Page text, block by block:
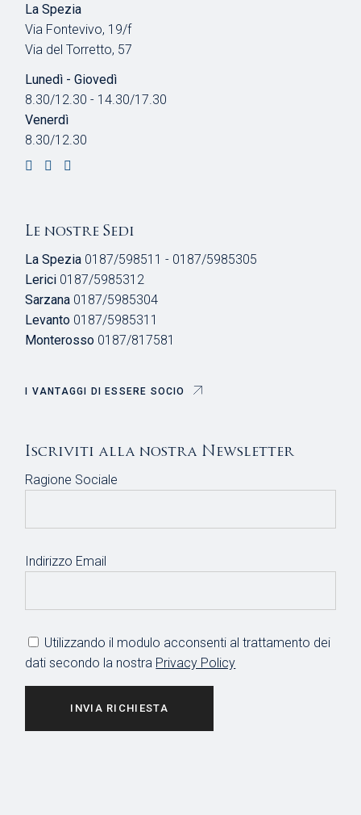
La Spezia
Via Fontevivo, 19/f
Via del Torretto, 57
Lunedì - Giovedì
8.30/12.30 - 14.30/17.30
Venerdì
8.30/12.30
Le nostre Sedi
La Spezia 0187/598511 - 0187/5985305
Lerici 0187/5985312
Sarzana 0187/5985304
Levanto 0187/5985311
Monterosso 0187/817581
I VANTAGGI DI ESSERE SOCIO
Iscriviti alla nostra Newsletter
Ragione Sociale
Indirizzo Email
Utilizzando il modulo acconsenti al trattamento dei
dati secondo la nostra Privacy Policy
INVIA RICHIESTA